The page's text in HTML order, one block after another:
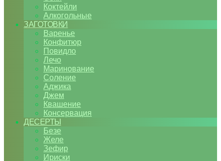
Коктейли
Алкогольные
ЗАГОТОВКИ
Варенье
Конфитюр
Повидло
Лечо
Маринование
Соление
Аджика
Джем
Квашение
Консервация
ДЕСЕРТЫ
Безе
Желе
Зефир
Ириски